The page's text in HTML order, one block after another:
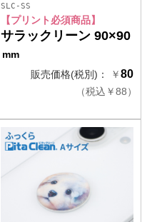
SLC-SS
【プリント必須商品】
サラックリーン 90×90
mm
販売価格(税別)：
￥80
（税込 ￥88）